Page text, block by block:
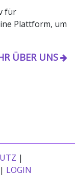
für
Plattform, um
ÜBER UNS
|
| LOGIN